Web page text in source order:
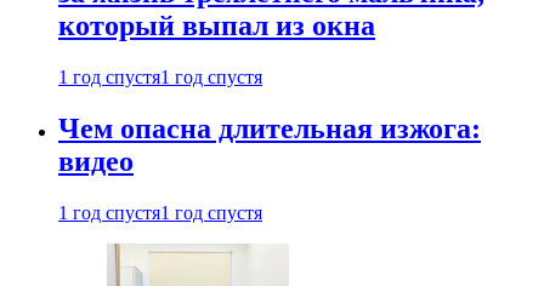
который выпал из окна
1 год спустя1 год спустя
Чем опасна длительная изжога:
видео
1 год спустя1 год спустя